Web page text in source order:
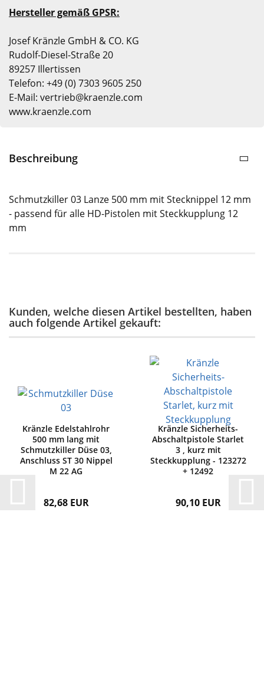
Hersteller gemäß GPSR:
Josef Kränzle GmbH & CO. KG
Rudolf-Diesel-Straße 20
89257 Illertissen
Telefon: +49 (0) 7303 9605 250
E-Mail: vertrieb@kraenzle.com
www.kraenzle.com
Beschreibung
Schmutzkiller 03 Lanze 500 mm mit Stecknippel 12 mm
- passend für alle HD-Pistolen mit Steckkupplung 12
mm
Kunden, welche diesen Artikel bestellten, haben
auch folgende Artikel gekauft:
Kränzle Edelstahlrohr
500 mm lang mit
Schmutzkiller Düse 03,
Anschluss ST 30 Nippel
M 22 AG
82,68 EUR
Kränzle Sicherheits-
Abschaltpistole Starlet
3 , kurz mit
Steckkupplung - 123272
+ 12492
90,10 EUR